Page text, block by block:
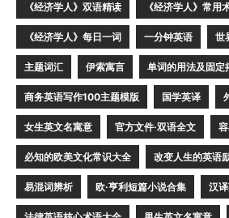
《经济学人》双语精读 《经济学人》常用
《经济学人》每日一词 一分钟英语 世
主题词汇 伊索寓言 单词的用法及固定
商务英语写作100主题模版 国学英译
女生英文名寓意 官方文件·双语全文
必知的欧美文化常识大全 改变人生的英语
易混词辨析 欧·亨利短篇小说合集 汉